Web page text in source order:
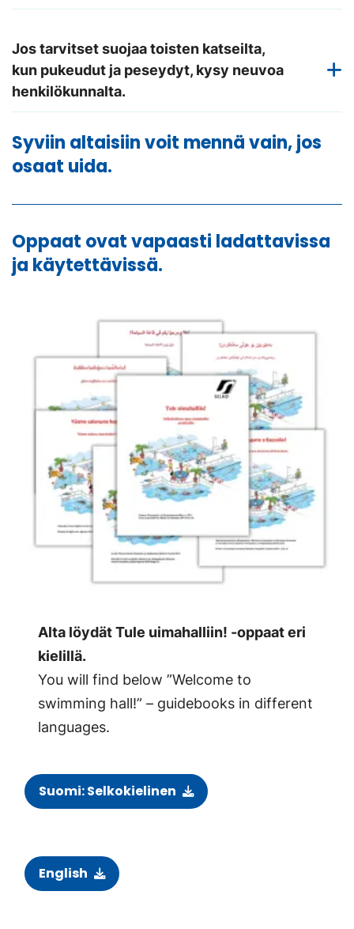
Jos tarvitset suojaa toisten katseilta,
kun pukeudut ja peseydyt, kysy neuvoa
henkilökunnalta.
Syviin altaisiin voit mennä vain, jos
osaat uida.
Oppaat ovat vapaasti ladattavissa
ja käytettävissä.
Alta löydät Tule uimahalliin! -oppaat eri
kielillä.
You will find below ”Welcome to
swimming hall!” – guidebooks in different
languages.
Suomi: Selkokielinen
English